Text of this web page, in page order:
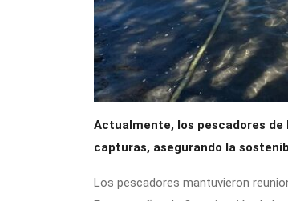
Actualmente, los pescadores
capturas, asegurando la
Los pescadores mantuvieron